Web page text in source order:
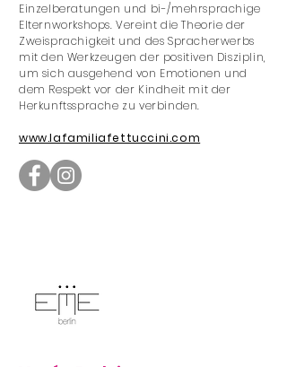
Einzelberatungen und bi-/mehrsprachige
Elternworkshops. Vereint die Theorie der
Zweisprachigkeit und des Spracherwerbs
mit den Werkzeugen der positiven Disziplin,
um sich ausgehend von Emotionen und
dem Respekt vor der Kindheit mit der
Herkunftssprache zu verbinden.
www.lafamiliafettuccini.com